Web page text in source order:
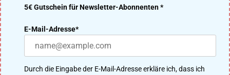
DER DESIGNENLASSEN.DE BLOG – DESIGN MACHT IDEEN
ERFOLGREICH
Viele Designer aus unserer 91.200 Mitglieder starken Community
5€ Gutschein für Newsletter-Abonnenten *
E-Mail-Adresse*
Durch die Eingabe der E-Mail-Adresse erkläre ich, dass ich